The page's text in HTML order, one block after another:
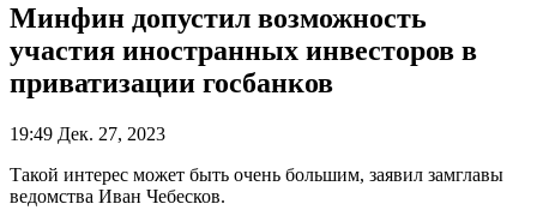
Минфин допустил возможность
участия иностранных инвесторов в
приватизации госбанков
19:49 Дек. 27, 2023
Такой интерес может быть очень большим, заявил замглавы
ведомства Иван Чебесков.